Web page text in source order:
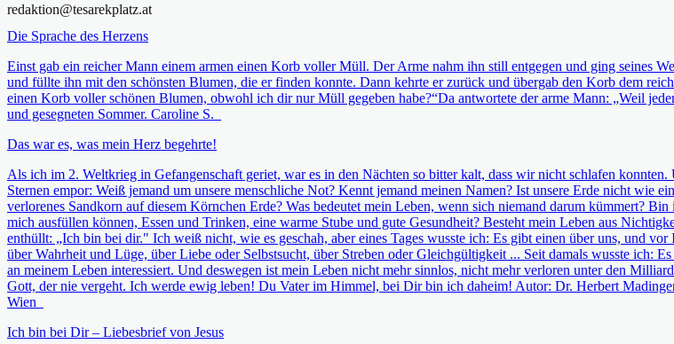
redaktion@tesarekplatz.at
Die Sprache des Herzens
Einst gab ein reicher Mann einem armen einen Korb voller Müll. Der Arme nahm ihn still entgegen und ging seines
und füllte ihn mit den schönsten Blumen, die er finden konnte. Dann kehrte er zurück und übergab den Korb dem
einen Korb voller schönen Blumen, obwohl ich dir nur Müll gegeben habe?“Da antwortete der arme Mann: „Weil
und gesegneten Sommer. Caroline S.
Das war es, was mein Herz begehrte!
Als ich im 2. Weltkrieg in Gefangenschaft geriet, war es in den Nächten so bitter kalt, dass wir nicht schlafen
Sternen empor: Weiß jemand um unsere menschliche Not? Kennt jemand meinen Namen? Ist unsere Erde nicht wie
verlorenes Sandkorn auf diesem Körnchen Erde? Was bedeutet mein Leben, wenn sich niemand darum kümmert?
mich ausfüllen können, Essen und Trinken, eine warme Stube und gute Gesundheit? Besteht mein Leben aus
enthüllt: „Ich bin bei dir." Ich weiß nicht, wie es geschah, aber eines Tages wusste ich: Es gibt einen über uns, und
über Wahrheit und Lüge, über Liebe oder Selbstsucht, über Streben oder Gleichgültigkeit ... Seit damals wusste ich:
an meinem Leben interessiert. Und deswegen ist mein Leben nicht mehr sinnlos, nicht mehr verloren unter den
Gott, der nie vergeht. Ich werde ewig leben! Du Vater im Himmel, bei Dir bin ich daheim! Autor: Dr. Herbert
Wien
Ich bin bei Dir – Liebesbrief von Jesus